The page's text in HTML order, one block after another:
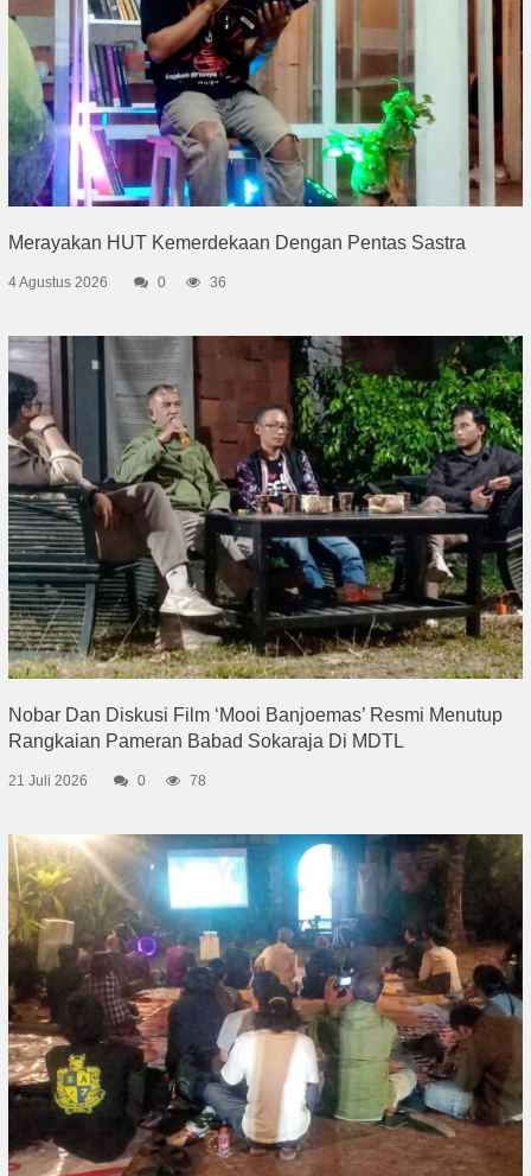
Merayakan HUT Kemerdekaan Dengan Pentas Sastra
4 Agustus 2026 0 36
Nobar Dan Diskusi Film ‘Mooi Banjoemas’ Resmi Menutup
Rangkaian Pameran Babad Sokaraja Di MDTL
21 Juli 2026 0 78